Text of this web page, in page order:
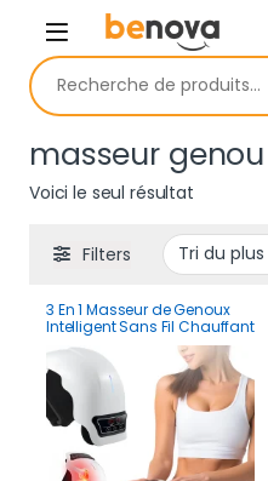
Skip to navigation
Skip to content
Recherche pour :
masseur genou
Voici le seul résultat
Filters
3 En 1 Masseur de Genoux
Intelligent Sans Fil Chauffant
Et Vibrant pour Douleurs
Articulaires Avec 9 Modes De
Massage